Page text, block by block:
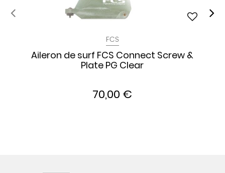
FCS
Aileron de surf FCS Connect Screw &
Plate PG Clear
70,00 €